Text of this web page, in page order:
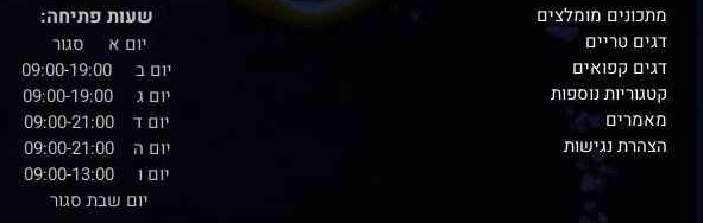
מתכונים מומלצים
דגים טריים
דגים קפואים
קטגוריות נוספות
מאמרים
הצהרת נגישות
שעות פתיחה:
יום א סגור
יום ב 09:00-19:00
יום ג 09:00-19:00
יום ד 09:00-21:00
יום ה 09:00-21:00
יום ו 09:00-13:00
יום שבת סגור